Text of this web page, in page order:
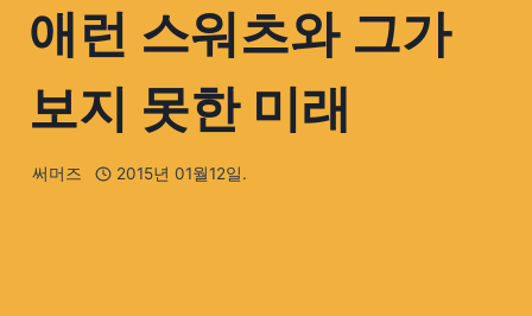
애런 스워츠와 그가
보지 못한 미래
써머즈 2015년 01월12일.